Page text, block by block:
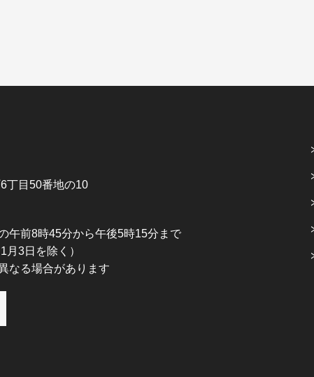
丁目50番地の10
午前8時45分から午後5時15分まで
月3日を除く）
なる場合があります